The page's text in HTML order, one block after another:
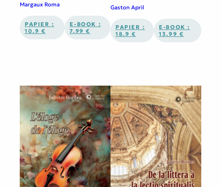
Margaux Roma
PAPIER :
10.9 €
E-BOOK :
7.99 €
Gaston April
PAPIER :
18.9 €
E-BOOK :
13.99 €